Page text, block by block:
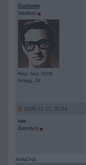
Guttorm
Medlem
Reg: Sep 2008
Inlägg: 24
2008-12-11, 01:54
rae
Bannlyst